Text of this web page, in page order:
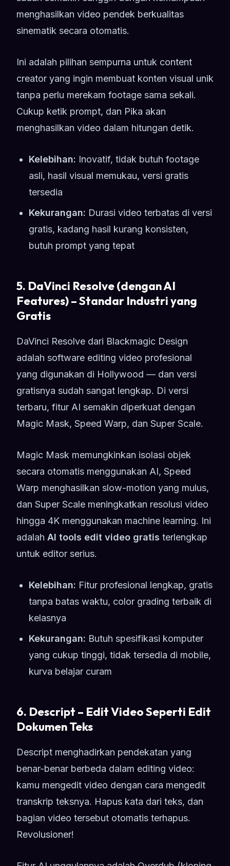
menghasilkan video pendek berkualitas
sinematik secara otomatis.
Ini adalah pilihan sempurna untuk content
creator yang ingin membuat konten visual unik
tanpa perlu merekam footage sama sekali.
Cukup ketik prompt, dan Pika akan
menghasilkan video dalam hitungan detik.
Kelebihan: Inovatif, tidak butuh footage
asli, hasil visual memukau, versi gratis
tersedia
Kekurangan: Durasi video terbatas di versi
gratis, kadang hasil kurang konsisten,
butuh prompt yang tepat
5. DaVinci Resolve (dengan AI
Features) – Standar Industri yang
Gratis
DaVinci Resolve dari Blackmagic Design
adalah software editing video profesional
yang digunakan di Hollywood — dan versi
gratisnya sudah sangat lengkap. Di versi
terbaru, fitur AI semakin diperkuat dengan
Magic Mask, Speed Warp, dan Super Scale.
Magic Mask memungkinkan isolasi objek
secara otomatis menggunakan AI, Speed
Warp menghasilkan slow-motion yang mulus,
dan Super Scale meningkatkan resolusi video
hingga 4K menggunakan machine learning. Ini
adalah AI tools edit video gratis terlengkap
untuk editor serius.
Kelebihan: Fitur profesional lengkap, gratis
tanpa batas waktu, color grading terbaik di
kelasnya
Kekurangan: Butuh spesifikasi komputer
yang cukup tinggi, tidak tersedia di mobile,
kurva belajar curam
6. Descript – Edit Video Seperti Edit
Dokumen Teks
Descript menghadirkan pendekatan yang
benar-benar berbeda dalam editing video:
kamu mengedit video dengan cara mengedit
transkrip teksnya. Hapus kata dari teks, dan
bagian video tersebut otomatis terhapus.
Revolusioner!